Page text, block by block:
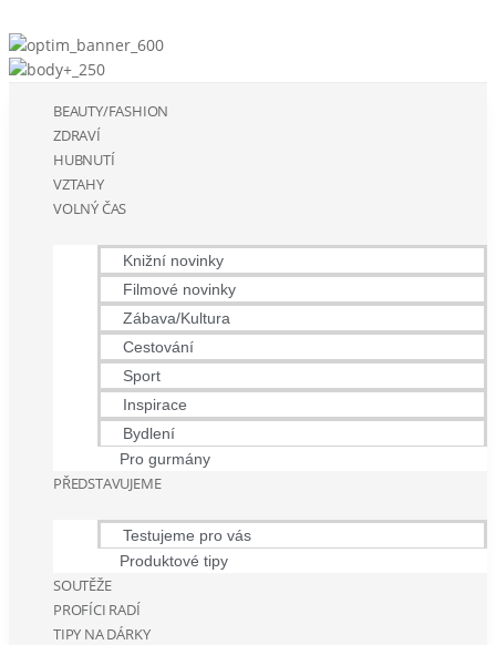
BEAUTY/FASHION
ZDRAVÍ
HUBNUTÍ
VZTAHY
VOLNÝ ČAS
Knižní novinky
Filmové novinky
Zábava/Kultura
Cestování
Sport
Inspirace
Bydlení
Pro gurmány
PŘEDSTAVUJEME
Testujeme pro vás
Produktové tipy
SOUTĚŽE
PROFÍCI RADÍ
TIPY NA DÁRKY